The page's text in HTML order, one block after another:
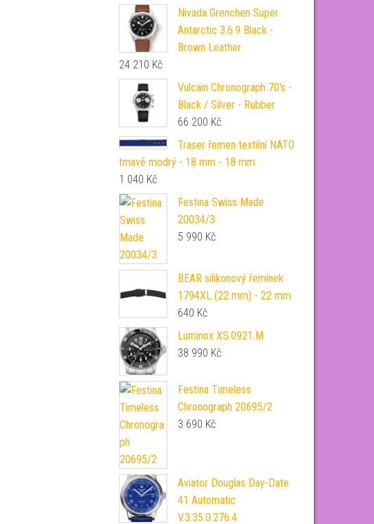
Nivada Grenchen Super
Antarctic 3.6.9 Black -
Brown Leather
24 210 Kč
Vulcain Chronograph 70's -
Black / Silver - Rubber
66 200 Kč
Traser řemen textilní NATO
tmavě modrý - 18 mm - 18 mm
1 040 Kč
Festina Swiss Made
20034/3
5 990 Kč
BEAR silikonový řemínek
1794XL (22 mm) - 22 mm
640 Kč
Luminox XS.0921.M
38 990 Kč
Festina Timeless
Chronograph 20695/2
3 690 Kč
Aviator Douglas Day-Date
41 Automatic
V.3.35.0.276.4